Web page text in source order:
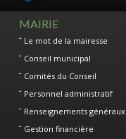
MAIRIE
Le mot de la mairesse
Conseil municipal
Comités du Conseil
Personnel administratif
Renseignements généraux
Gestion financière